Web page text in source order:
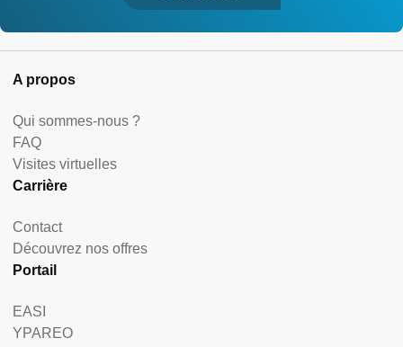
A propos
Qui sommes-nous ?
FAQ
Visites virtuelles
Carrière
Contact
Découvrez nos offres
Portail
EASI
YPAREO